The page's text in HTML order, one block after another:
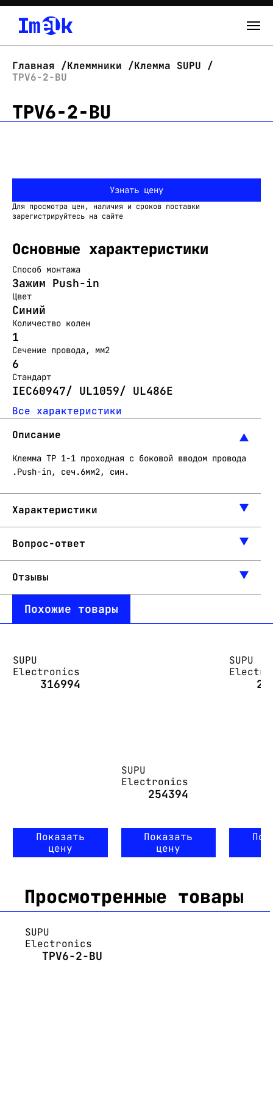
Новости
Контакты
Вход
Главная Клеммники
Клемма SUPU
TPV6-2-BU
TPV6-2-BU
Узнать цену
Для просмотра цен, наличия и сроков поставки
зарегистрируйтесь на сайте
Основные характеристики
Способ монтажа
Зажим Push-in
Цвет
Синий
Количество колен
1
Сечение провода, мм2
6
Стандарт
IEC60947/ UL1059/ UL486E
Все характеристики
Описание
Клемма TP 1-1 проходная с боковой вводом провода
.Push-in, сеч.6мм2, син.
Характеристики
Вопрос-ответ
Отзывы
Похожие товары
SUPU
Electronics
316994
Показать
цену
SUPU
Electronics
254394
Показать
цену
SUPU
Просмотренные товары
SUPU
Electronics
TPV6-2-BU